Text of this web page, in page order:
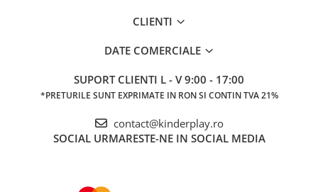
CLIENTI
DATE COMERCIALE
SUPORT CLIENTI L - V 9:00 - 17:00
*PRETURILE SUNT EXPRIMATE IN RON SI CONTIN TVA 21%
contact@kinderplay.ro
SOCIAL URMARESTE-NE IN SOCIAL MEDIA